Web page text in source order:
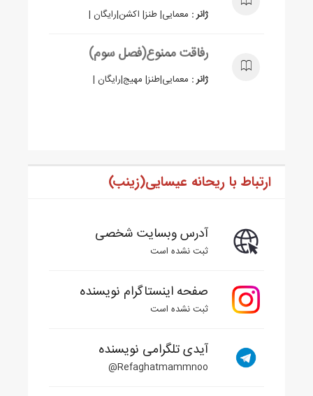
ژانر : معمایی| طنز| اکشن|رایگان |
رفاقت ممنوع(فصل سوم)
ژانر : معمایی|طنز| مهیج|رایگان |
ارتباط با ریحانه عیسایی(زینب)
آدرس وبسایت شخصی
ثبت نشده است
صفحه اینستاگرام نویسنده
ثبت نشده است
آیدی تلگرامی نویسنده
Refaghatmammnoo@